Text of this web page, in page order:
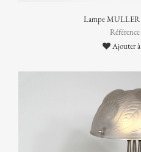
Lampe MULLER
Ajouter